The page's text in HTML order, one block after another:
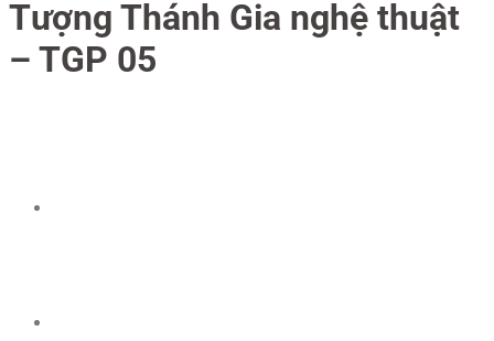
Tượng Thánh Gia nghệ thuật
– TGP 05